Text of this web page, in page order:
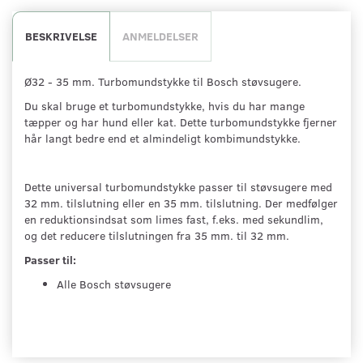
BESKRIVELSE ANMELDELSER
Ø32 - 35 mm. Turbomundstykke til Bosch støvsugere.
Du skal bruge et turbomundstykke, hvis du har mange
tæpper og har hund eller kat. Dette turbomundstykke fjerner
hår langt bedre end et almindeligt kombimundstykke.
Dette universal turbomundstykke passer til støvsugere med
32 mm. tilslutning eller en 35 mm. tilslutning. Der medfølger
en reduktionsindsat som limes fast, f.eks. med sekundlim,
og det reducere tilslutningen fra 35 mm. til 32 mm.
Passer til:
Alle Bosch støvsugere